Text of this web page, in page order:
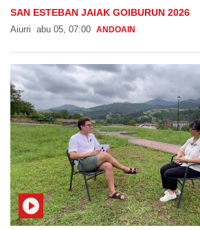
SAN ESTEBAN JAIAK GOIBURUN 2026
Aiurri abu 05, 07:00 ANDOAIN